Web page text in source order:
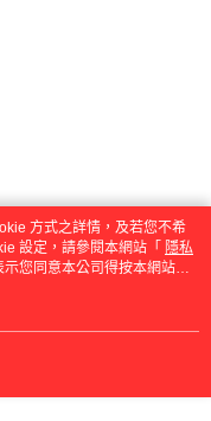
方式之詳情，及若您不希
設定，請參閱本網站「 隱私
您同意本公司得按本網站使